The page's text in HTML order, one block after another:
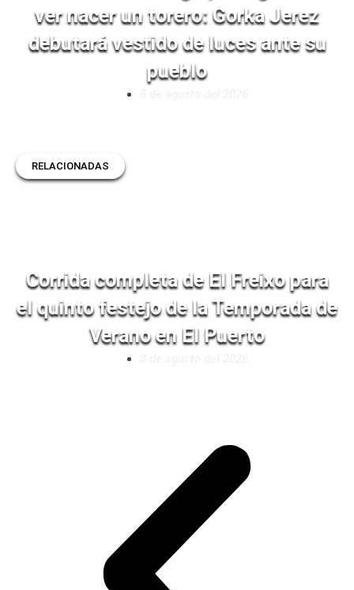
ver nacer un torero: Gorka Jerez
debutará vestido de luces ante su
pueblo
RELACIONADAS
Corrida completa de El Freixo para
el quinto festejo de la Temporada de
Verano en El Puerto